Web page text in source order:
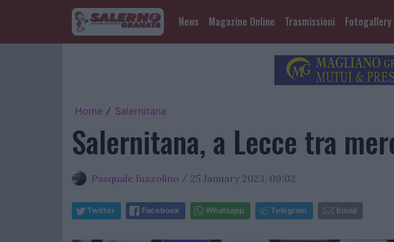
News Magazine Online Trasmissioni Fotogallery
Home / Salernitana
Salernitana, a Lecce tra
Pasquale Iuzzolino / 25 January 2023, 09:02
Twitter Facebook Whatsapp Telegram Email